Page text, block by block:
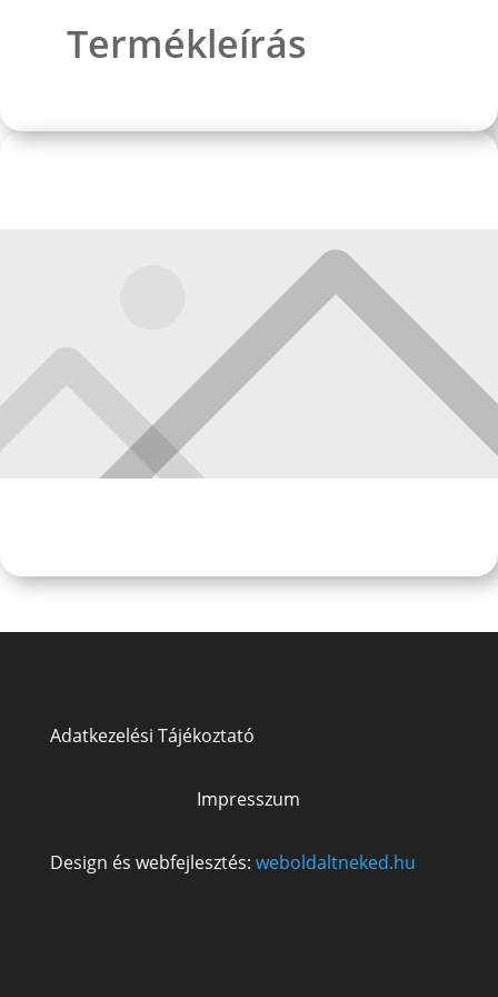
Termékleírás
Adatkezelési Tájékoztató
Impresszum
Design és webfejlesztés: weboldaltneked.hu